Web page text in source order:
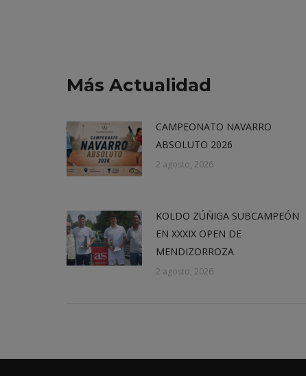
Más Actualidad
CAMPEONATO NAVARRO
ABSOLUTO 2026
2 agosto, 2026
KOLDO ZÚÑIGA SUBCAMPEÓN
EN XXXIX OPEN DE
MENDIZORROZA
2 agosto, 2026